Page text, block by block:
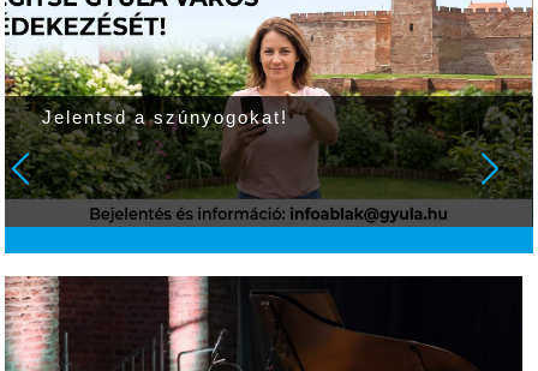
Jelentsd a szúnyogokat!